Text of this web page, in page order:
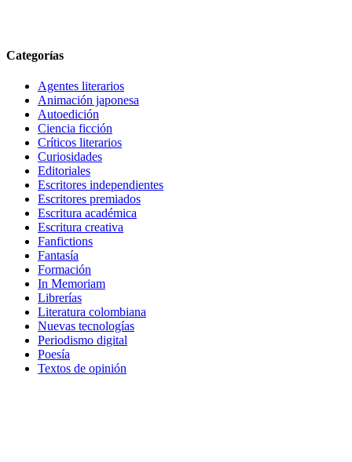
Categorías
Agentes literarios
Animación japonesa
Autoedición
Ciencia ficción
Críticos literarios
Curiosidades
Editoriales
Escritores independientes
Escritores premiados
Escritura académica
Escritura creativa
Fanfictions
Fantasía
Formación
In Memoriam
Librerías
Literatura colombiana
Nuevas tecnologías
Periodismo digital
Poesía
Textos de opinión